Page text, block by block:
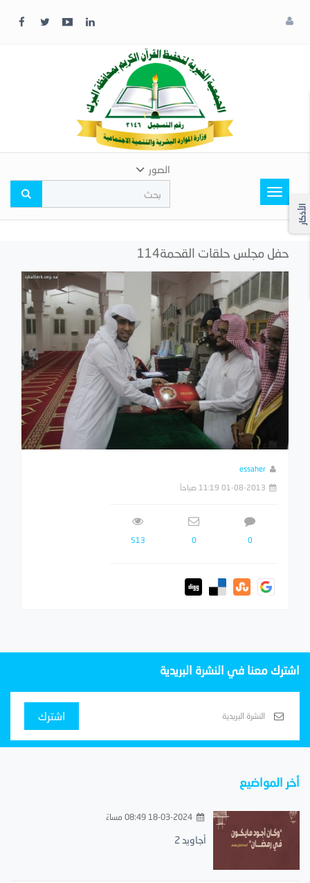
Toggle
navigation
الصور
الأذكار
حفل مجلس حلقات القحمة114
essaher
01-08-2013 11:19 صباحاً
0
0
513
اشترك معنا في النشرة البريدية
اشترك
أخر المواضيع
18-03-2024 08:49 مساءً
أجاويد 2